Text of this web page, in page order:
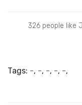
326 people like
Tags: -, -, -, -, -,